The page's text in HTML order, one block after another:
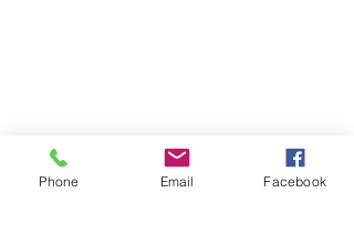
Phone Email Facebook